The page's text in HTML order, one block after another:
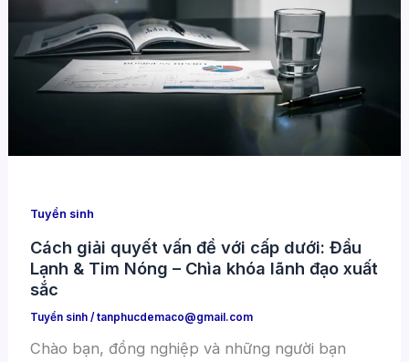
Tuyển sinh
Cách giải quyết vấn đề với cấp dưới: Đầu
Lạnh & Tim Nóng – Chìa khóa lãnh đạo xuất
sắc
Tuyển sinh /tanphucdemaco@gmail.com
Chào bạn, đồng nghiệp và những người bạn